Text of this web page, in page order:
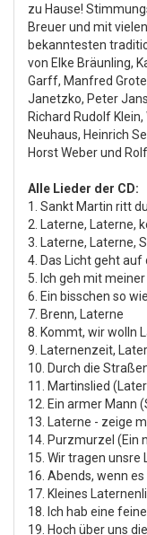
zu Hause!
Breuer und mit
bekanntesten
von Elke Bräunling,
Garff, Manfred
Janetzko, Peter
Richard Rudolf
Neuhaus, Heinrich
Horst Weber und
Alle Lieder der CD:
1. Sankt Martin ritt
2. Laterne, Laterne,
3. Laterne, Laterne,
4. Das Licht geht auf
5. Ich geh mit
6. Ein bisschen so
7. Brenn, Laterne
8. Kommt, wir wolln
9. Laternenzeit,
10. Durch die
11. Martinslied
12. Ein armer Mann
13. Laterne - zeige
14. Purzmurzel (Ein
15. Wir tragen
16. Abends, wenn
17. Kleines
18. Ich hab eine
19. Hoch über uns